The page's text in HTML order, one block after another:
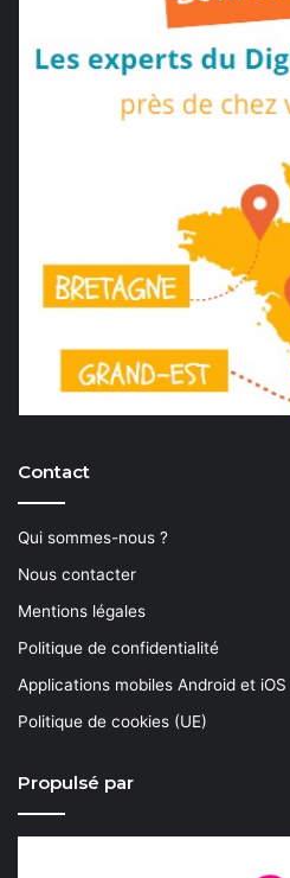
Contact
Qui sommes-nous ?
Nous contacter
Mentions légales
Politique de confidentialité
Applications mobiles Android et iOS
Politique de cookies (UE)
Propulsé par